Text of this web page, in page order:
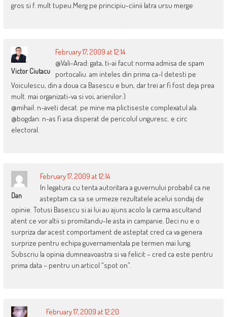
gros si f. mult tupeu.Merg pe principiu-ciinii latra ursu merge
Victor Ciutacu
February 17, 2009 at 12:14
@Vali-Arad: gata, ti-ai facut norma admisa de spam
portocaliu. am inteles din prima ca-l detesti pe
Voiculescu, din a doua ca Basescu e bun, dar trei ar fi fost deja prea
mult. mai organizati-va si voi, arienilor:)
@mihail: n-aveti decat. pe mine ma plictiseste complexatul ala.
@bogdan: n-as fi asa disperat de pericolul unguresc. e circ
electoral.
Dan
February 17, 2009 at 12:14
In legatura cu tenta autoritara a guvernului probabil ca ne
asteptam ca sa se urmeze rezultatele acelui sondaj de
opinie. Totusi Basescu si ai lui au ajuns acolo la carma ascultand
atent ce vor altii si promitandu-le asta in campanie. Deci nu e o
surpriza dar acest comportament de asteptat cred ca va genera
surprize pentru echipa guvernamentala pe termen mai lung.
Subscriu la opinia dumneavoastra si va felicit – cred ca este pentru
prima data – pentru un articol “spot on”.
February 17, 2009 at 12:20